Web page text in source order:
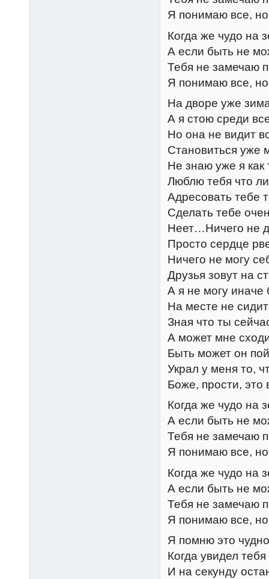
Я понимаю все,
Когда же чудо на
А если быть не
Тебя не замечаю
Я понимаю все,
На дворе уже
А я стою среди
Но она не видит
Становиться уже
Не знаю уже я как
Люблю тебя что
Адресовать тебе
Сделать тебе
Неет…Ничего не
Просто сердце
Ничего не могу
Друзья зовут на
А я не могу иначе
На месте не
Зная что ты
А может мне
Быть может он
Украл у меня то,
Боже, прости, это
Когда же чудо на
А если быть не
Тебя не замечаю
Я понимаю все,
Когда же чудо на
А если быть не
Тебя не замечаю
Я понимаю все,
Я помню это
Когда увидел
И на секунду